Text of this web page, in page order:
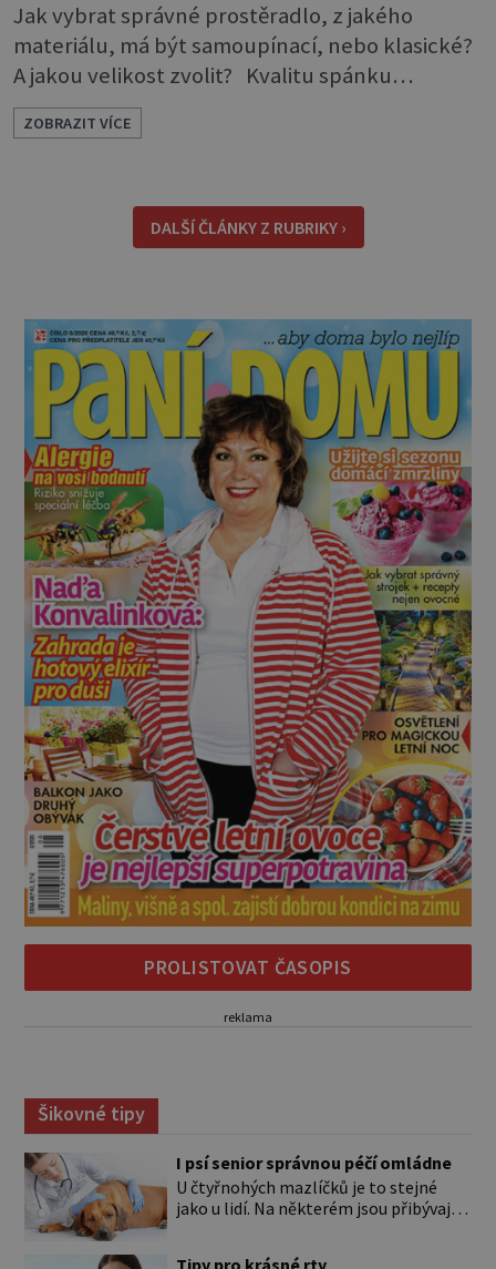
Jak vybrat správné prostěradlo, z jakého
materiálu, má být samoupínací, nebo klasické?
A jakou velikost zvolit? Kvalitu spánku
neovlivňuje jen postel a matrace, důležitý je i
správný výběr prostěradla. Až si ho půjdete
Napínací prostěradla: Jsou pohodlná, snadno
se s nimi manipu
ZOBRAZIT VÍCE
DALŠÍ ČLÁNKY Z RUBRIKY ›
PROLISTOVAT ČASOPIS
reklama
Šikovné tipy
I psí senior správnou péčí omládne
U čtyřnohých mazlíčků je to stejné
jako u lidí. Na některém jsou přibývající